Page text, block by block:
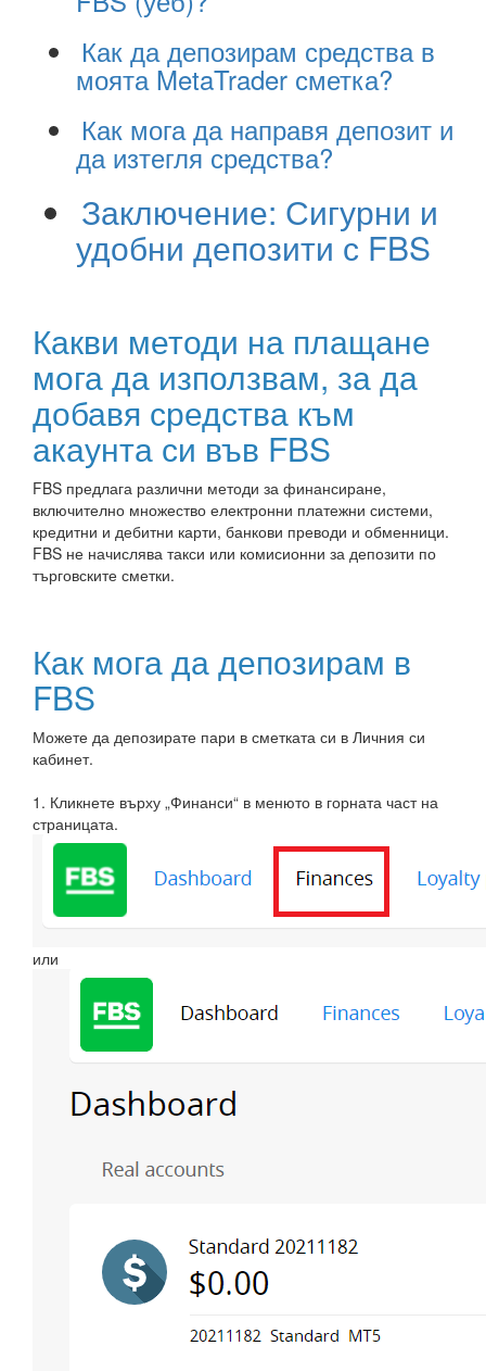
Как да депозирам средства в
моята MetaTrader сметка?
Как мога да направя депозит и
да изтегля средства?
Заключение: Сигурни и
удобни депозити с FBS
Какви методи на плащане
мога да използвам, за да
добавя средства към
акаунта си във FBS
FBS предлага различни методи за финансиране,
включително множество електронни платежни системи,
кредитни и дебитни карти, банкови преводи и обменници.
FBS не начислява такси или комисионни за депозити по
търговските сметки.
Как мога да депозирам в
FBS
Можете да депозирате пари в сметката си в Личния си
кабинет.
1. Кликнете върху „Финанси“ в менюто в горната част на
страницата.
или